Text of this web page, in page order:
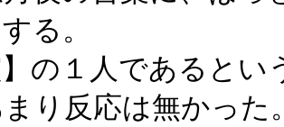
る。
】の１人であると
り反応は無かった